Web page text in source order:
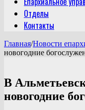
Отделы
Контакты
Главная/Новости
новогодние
В
новогодние